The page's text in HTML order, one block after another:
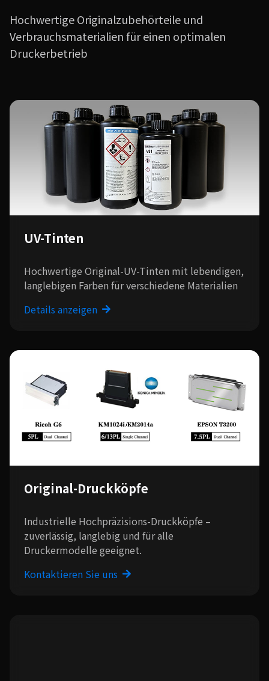
Hochwertige Originalzubehörteile und
Verbrauchsmaterialien für einen optimalen
Druckerbetrieb
UV-Tinten
Hochwertige Original-UV-Tinten mit lebendigen,
langlebigen Farben für verschiedene Materialien
Details anzeigen
Original-Druckköpfe
Industrielle Hochpräzisions-Druckköpfe –
zuverlässig, langlebig und für alle
Druckermodelle geeignet.
Kontaktieren Sie uns